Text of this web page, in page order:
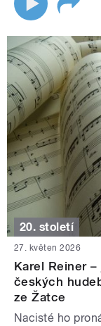
20. století
27. květen 2026
Karel Reiner
českých
ze Žatce
Nacisté ho